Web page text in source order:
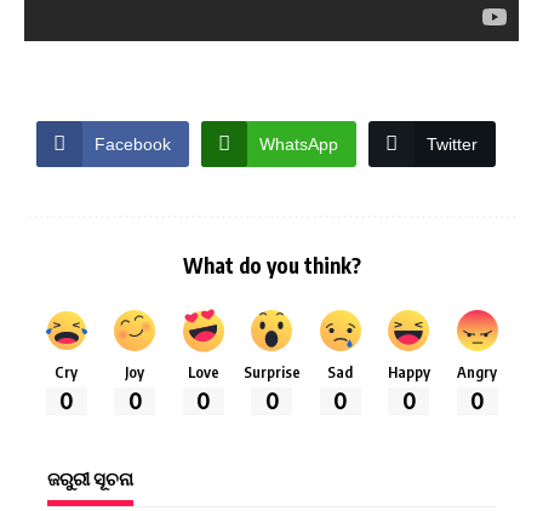
Facebook WhatsApp Twitter
What do you think?
Cry
0
Joy
0
Love
0
Surprise
0
Sad
0
Happy
0
Angry
0
ଜରୁରୀ ସୂଚନା